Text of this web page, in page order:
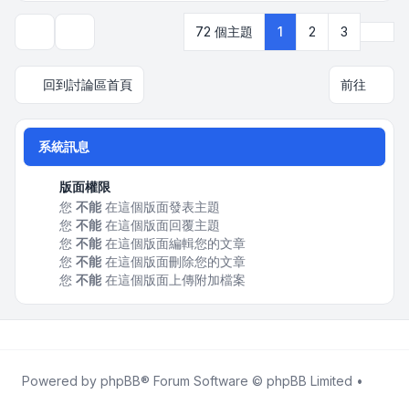
72 個主題 1 2 3
回到討論區首頁 前往
系統訊息
版面權限
您 不能在這個版面發表主題
您 不能在這個版面回覆主題
您 不能在這個版面編輯您的文章
您 不能在這個版面刪除您的文章
您 不能在這個版面上傳附加檔案
Powered by phpBB® Forum Software © phpBB Limited •